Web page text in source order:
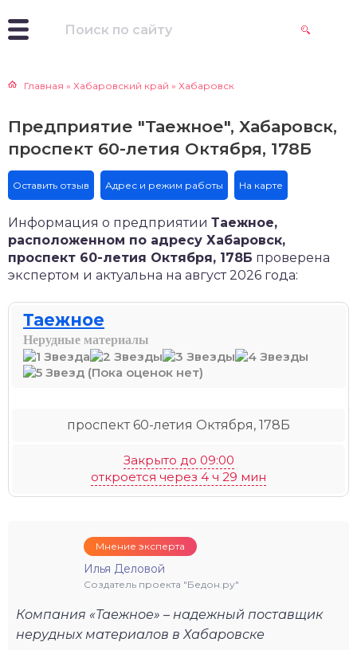
Главная » Хабаровский край » Хабаровск
Предприятие "Таежное", Хабаровск,
проспект 60-летия Октября, 178Б
Оставить отзыв Адрес и режим работы На карте
Информация о предприятии Таежное,
расположенном по адресу Хабаровск,
проспект 60-летия Октября, 178Б проверена
экспертом и актуальна на август 2026 года:
Таежное
Нерудные материалы
(Пока оценок нет)
проспект 60-летия Октября, 178Б
Закрыто до 09:00
откроется через 4 ч 29 мин
Мнение эксперта
Илья Деловой
Создатель проекта "Бедон.ру"
Компания «Таежное» – надежный поставщик
нерудных материалов в Хабаровске